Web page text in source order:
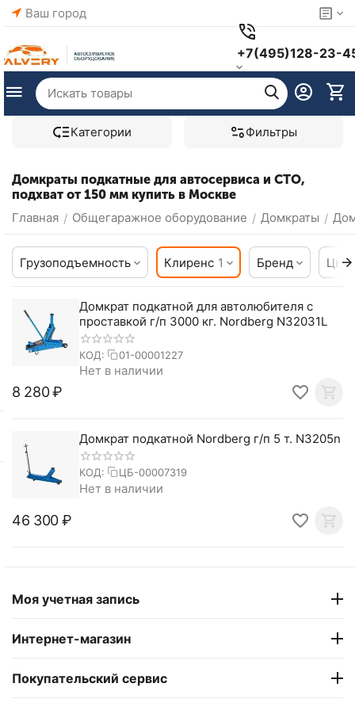
Ваш город
+7(495)128-23-
Категории Фильтры
Домкраты подкатные для автосервиса и СТО,
подхват от 150 мм купить в Москве
Главная / Общегаражное оборудование / Домкраты /
Грузоподъемность Клиренс 1 Бренд Цвет
Домкрат подкатной для автолюбителя с
проставкой г/п 3000 кг. Nordberg N32031L
КОД: 01-00001227
Нет в наличии
8 280₽
Домкрат подкатной Nordberg г/п 5 т. N3205n
КОД: ЦБ-00007319
Нет в наличии
46 300₽
Моя учетная запись
Интернет-магазин
Покупательский сервис